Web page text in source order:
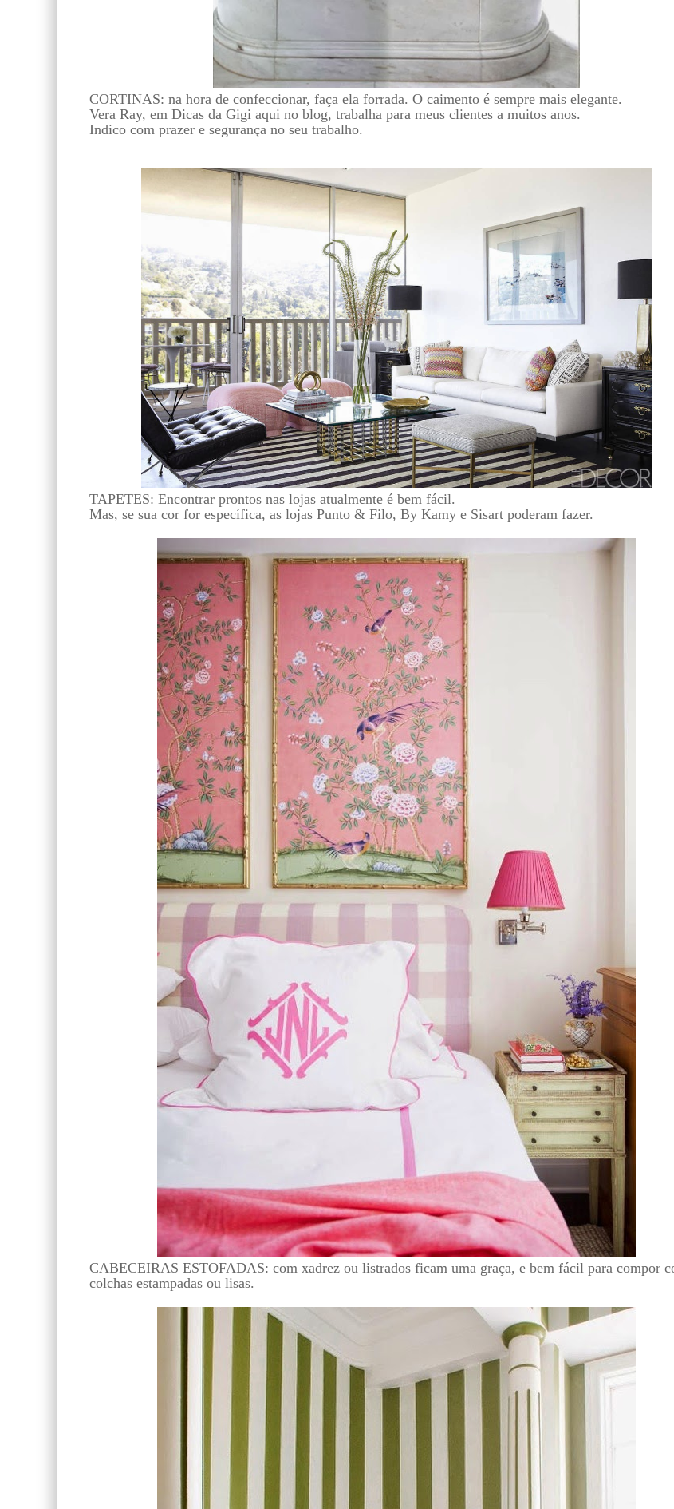
CORTINAS: na hora de confeccionar, faça ela forrada. O caimento é sempre mais elegante.
Vera Ray, em Dicas da Gigi aqui no blog, trabalha para meus clientes a muitos anos.
Indico com prazer e segurança no seu trabalho.
TAPETES: Encontrar prontos nas lojas atualmente é bem fácil.
Mas, se sua cor for específica, as lojas Punto & Filo, By Kamy e Sisart poderam fazer.
CABECEIRAS ESTOFADAS: com xadrez ou listrados ficam uma graça, e bem fácil para compor
colchas estampadas ou lisas.